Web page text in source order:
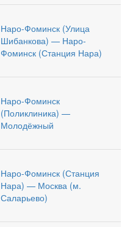
Наро-Фоминск (Улица
Шибанкова) — Наро-
Фоминск (Станция Нара)
Наро-Фоминск
(Поликлиника) —
Молодёжный
Наро-Фоминск (Станция
Нара) — Москва (м.
Саларьево)